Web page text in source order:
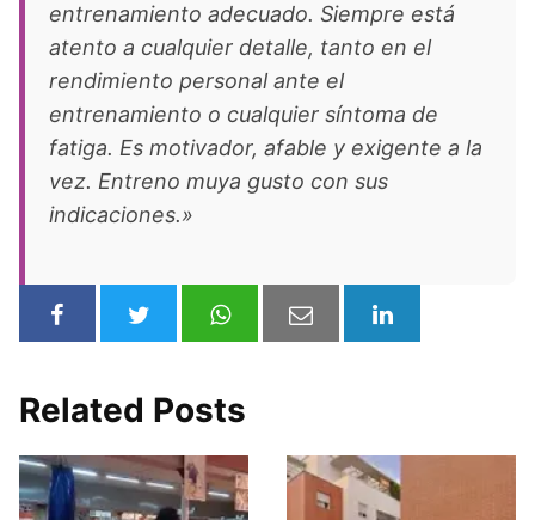
entrenamiento adecuado. Siempre está
atento a cualquier detalle, tanto en el
rendimiento personal ante el
entrenamiento o cualquier síntoma de
fatiga. Es motivador, afable y exigente a la
vez. Entreno muya gusto con sus
indicaciones.»
Related Posts